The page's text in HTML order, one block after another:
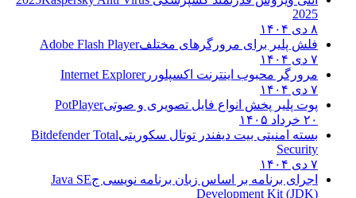
2025
۸ دی ۱۴۰۴
فلش پلیر برای مرورگرهای مختلفAdobe Flash Player
۷ دی ۱۴۰۴
مرورگر محبوب اینترنت اکسپلوررInternet Explorer
۷ دی ۱۴۰۴
پوت پلیر پخش انواع فایل تصویری و صوتیPotPlayer
۲۰ خرداد ۱۴۰۵
بسته امنیتی بیت دیفندر توتال سکوریتیBitdefender Total
Security
۷ دی ۱۴۰۴
اجرای برنامه بر اساس زبان برنامه نویسی جJava SE
Development Kit (JDK)